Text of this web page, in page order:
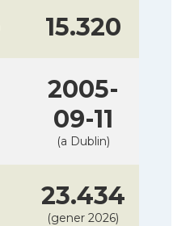
15.320
2005-
09-11
(a Dublin)
23.434
(gener 2026)